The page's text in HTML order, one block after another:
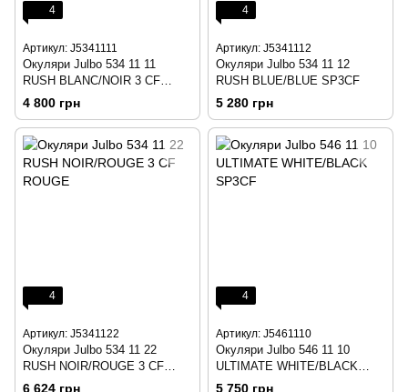
4
Артикул: J5341111
Окуляри Julbo 534 11 11
RUSH BLANC/NOIR 3 CF
BLEU
4 800 грн
4
Артикул: J5341112
Окуляри Julbo 534 11 12
RUSH BLUE/BLUE SP3CF
5 280 грн
4
Артикул: J5341122
Окуляри Julbo 534 11 22
RUSH NOIR/ROUGE 3 CF
ROUGE
6 624 грн
4
Артикул: J5461110
Окуляри Julbo 546 11 10
ULTIMATE WHITE/BLACK
SP3CF
5 750 грн